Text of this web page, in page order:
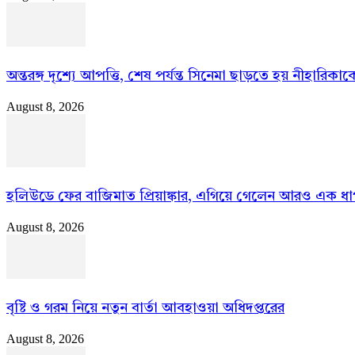
অন্তরঙ্গ দৃশ্যে আপত্তি, শেষ পর্যন্ত সিনেমা ছাড়তে হয়
August 8, 2026
হলিউডে ফের বাজিমাত প্রিয়াঙ্কার, এগিয়ে গেলেন আরও এক
August 8, 2026
বৃষ্টি ও গরম নিয়ে নতুন বার্তা আবহাওয়া অধিদপ্তরের
August 8, 2026